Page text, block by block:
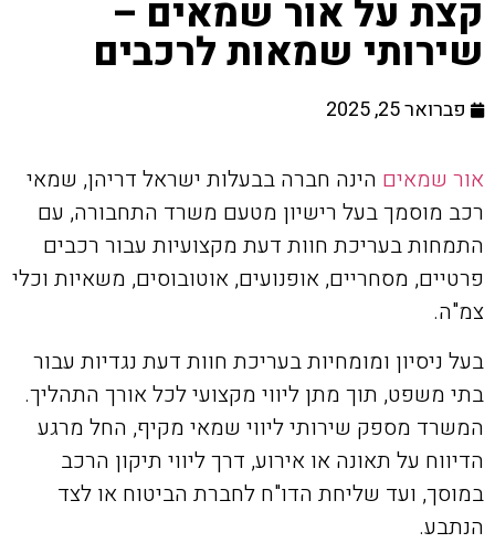
קצת על אור שמאים –
שירותי שמאות לרכבים
פברואר 25, 2025
אור שמאים הינה חברה בבעלות ישראל דריהן, שמאי
רכב מוסמך בעל רישיון מטעם משרד התחבורה, עם
התמחות בעריכת חוות דעת מקצועיות עבור רכבים
פרטיים, מסחריים, אופנועים, אוטובוסים, משאיות וכלי
צמ"ה.
בעל ניסיון ומומחיות בעריכת חוות דעת נגדיות עבור
בתי משפט, תוך מתן ליווי מקצועי לכל אורך התהליך.
המשרד מספק שירותי ליווי שמאי מקיף, החל מרגע
הדיווח על תאונה או אירוע, דרך ליווי תיקון הרכב
במוסך, ועד שליחת הדו"ח לחברת הביטוח או לצד
הנתבע.